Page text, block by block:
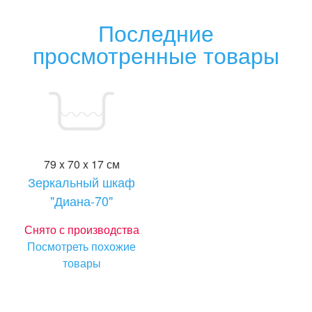
Последние
просмотренные товары
79 x 70 x 17 см
Зеркальный шкаф
"Диана-70"
Снято с производства
Посмотреть похожие
товары